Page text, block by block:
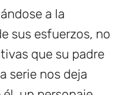
a la
sus esfuerzos, no
que su padre
serie nos deja